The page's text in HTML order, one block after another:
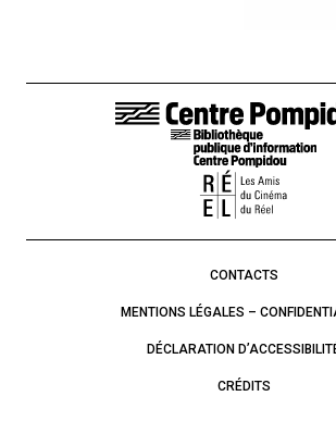
LIENS DE BAS DE PAGE
CONTACTS
MENTIONS LÉGALES –
DÉCLARATION
CRÉDITS